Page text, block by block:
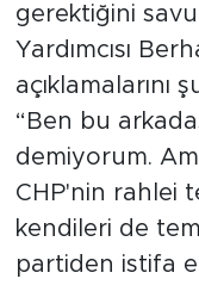
gerektiğini
Yardımcısı
açıklamalarını
“Ben bu
demiyorum.
CHP'nin rahlei
kendileri de
partiden istifa